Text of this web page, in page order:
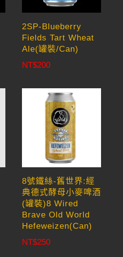
2SP-Blueberry
Fields Tart Wheat
Ale(罐裝/Can)
NT$200
8號鐵絲-舊世界:經
典德式酵母小麥啤酒
(罐裝)8 Wired
Brave Old World
Hefeweizen(Can)
NT$250